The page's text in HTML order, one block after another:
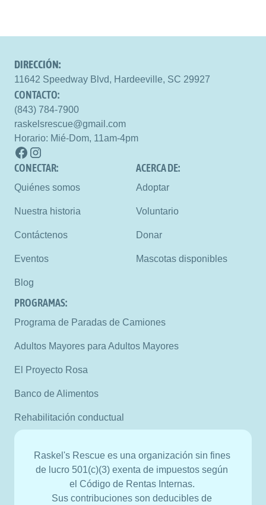
DIRECCIÓN:
11642 Speedway Blvd, Hardeeville, SC 29927
CONTACTO:
(843) 784-7900
raskelsrescue@gmail.com
Horario: Mié-Dom, 11am-4pm
ACERCA DE:
Adoptar
Voluntario
Donar
Mascotas disponibles
CONECTAR:
Quiénes somos
Nuestra historia
Contáctenos
Eventos
Blog
PROGRAMAS:
Programa de Paradas de Camiones
Adultos Mayores para Adultos Mayores
El Proyecto Rosa
Banco de Alimentos
Rehabilitación conductual
Raskel's Rescue es una organización sin fines
de lucro 501(c)(3) exenta de impuestos según
el Código de Rentas Internas.
Sus contribuciones son deducibles de